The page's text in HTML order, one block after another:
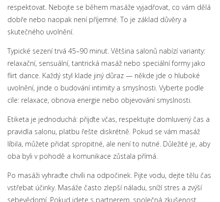
respektovat. Nebojte se během masáže vyjadřovat, co vám dělá
dobře nebo naopak není příjemné. To je základ důvěry a
skutečného uvolnění.
Typické sezení trvá 45–90 minut. Většina salonů nabízí varianty:
relaxační, sensuální, tantrická masáž nebo speciální formy jako
flirt dance. Každý styl klade jiný důraz — někde jde o hluboké
uvolnění, jinde o budování intimity a smyslnosti. Vyberte podle
cíle: relaxace, obnova energie nebo objevování smyslnosti.
Etiketa je jednoduchá: přijďte včas, respektujte domluvený čas a
pravidla salonu, platbu řešte diskrétně. Pokud se vám masáž
líbila, můžete přidat spropitné, ale není to nutné. Důležité je, aby
oba byli v pohodě a komunikace zůstala přímá.
Po masáži vyhraďte chvíli na odpočinek. Pijte vodu, dejte tělu čas
vstřebat účinky. Masáže často zlepší náladu, sníží stres a zvýší
sebevědomí. Pokud jdete s partnerem, společná zkušenost